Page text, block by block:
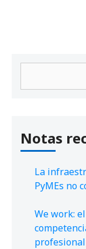
Notas
La
PyMEs no
We work:
profesional